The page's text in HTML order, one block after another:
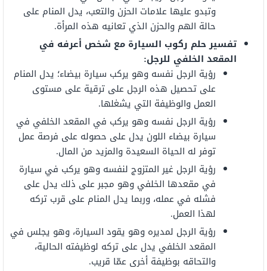
وتبدو عليها علامات الحزن والتعب، يدل المنام على
حالة الهم والحزن الذي تعانيه هذه المرأة.
تفسير حلم ركوب السيارة مع شخص أعرفه في
المقعد الخلفي للرجل:
رؤية الرجل نفسه وهو يركب سيارة بيضاء؛ يدل المنام
على تحصيل هذه الرجل على ترقية على مستوى
العمل والوظيفة التي يشغلها.
رؤية الرجل نفسه وهو يركب في المقعد الخلفي في
سيارة بيضاء اللون يدل على حصوله على فرصة عمل
توفر له الحياة السعيدة والمزيد من المال.
رؤية الرجل غير المتزوج لنفسه وهو يركب في سيارة
في مقعدها الخلفي وهو مجبر على ذلك يدل على
فشله في عمله، وربما يدل المنام على قرب تركه
لهذا العمل.
رؤية الرجل لمديره وهو يقود السيارة، وهو يجلس في
المقعد الخلفي يدل على تركه لوظيفته الحالية،
والتحاقه بوظيفة أخرى عمّا قريب.